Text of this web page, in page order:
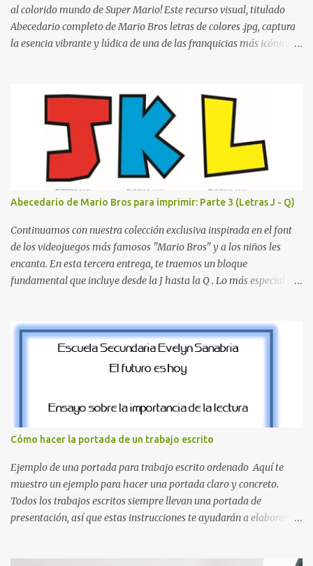
encontrar la biblioteca, la dirección o un aula específica puede
resultar c...
al colorido mundo de Super Mario! Este recurso visual, titulado
Abecedario completo de Mario Bros letras de colores .jpg, captura
la esencia vibrante y lúdica de una de las franquicias más icónicas
tipografía clásica y robusta que los fans han reconocido por
décadas. En esta primera sección, el abecedario nos presenta:
Identidad Visual: Un diseño de bloques con bordes negros gruesos
que resaltan sobre cualquier fondo. Paleta de Colores: Una
secuencia dinámica que alterna entre el rojo de Mario, el verde de
Luigi, y los tonos azul y amarillo clásicos de los elementos del
juego. Contenido Actual: La imagen muestra la organización desde
la letra A hasta la M, estableciendo el estilo geométrico y divertido
que define a toda la colección. Primera parte del juego de letras
in...
Abecedario de Mario Bros para imprimir: Parte 3 (Letras J - Q)
Continuamos con nuestra colección exclusiva inspirada en el font
de los videojuegos más famosos "Mario Bros" y a los niños les
encanta. En esta tercera entrega, te traemos un bloque
fundamental que incluye desde la J hasta la Q . Lo más especial de
desde la J hasta la Q ¿Qué incluye este bloque de letras? En esta
sección de evecrea.com , encontrarás imágenes individuales en alta
resolución de las siguientes letras: Letras vibrantes : La J y la M en
la Q en amarillo brillante, junto con la N y la P en un verde
inspirado en los niveles de los juegos. Formas icónicas : No te
pierdas la letra O , diseñada con ese estilo geométrico tan carac...
Cómo hacer la portada de un trabajo escrito
Ejemplo de una portada para trabajo escrito ordenado Aquí te
muestro un ejemplo para hacer una portada claro y concreto.
Todos los trabajos escritos siempre llevan una portada de
presentación, así que estas instrucciones te ayudarán a elaborar